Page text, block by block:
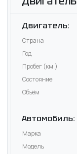
Двигатель:
Страна
Год
Пробег (км.)
Состояние
Объём
Автомобиль:
Марка
Модель